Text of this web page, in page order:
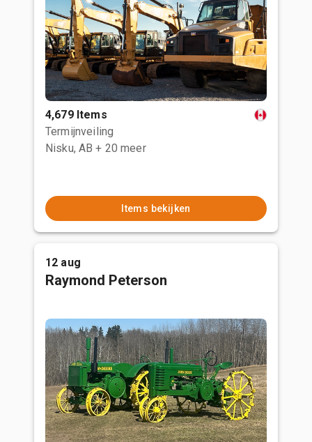
4,679 Items
Termijnveiling
Nisku, AB + 20 meer
Items bekijken
12 aug
Raymond Peterson